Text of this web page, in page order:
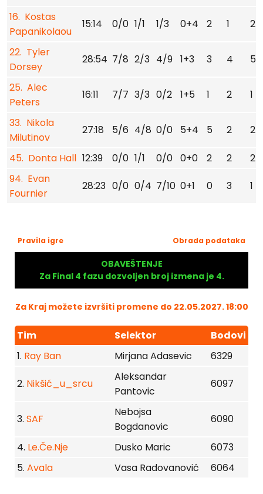
16. Kostas
Papanikolaou
15:14 0/0 1/1 1/3 0+4 2 1 2
22. Tyler
Dorsey
28:54 7/8 2/3 4/9 1+3 3 4 5
25. Alec
Peters
16:11 7/7 3/3 0/2 1+5 1 2 1
33. Nikola
Milutinov
27:18 5/6 4/8 0/0 5+4 5 2 2
45. Donta Hall 12:39 0/0 1/1 0/0 0+0 2 2
2
94. Evan
Fournier
28:23 0/0 0/4 7/10 0+1 0 3 1
Pravila igre Obrada podataka
OBAVEŠTENJE
Za Final 4 fazu dozvoljen broj izmena je 4.
Za Kraj možete izvršiti promene do 22.05.2027. 18:00
Tim Selektor
Bodovi
1. Ray Ban Mirjana Adasevic 6329
2. Nikšić_u_srcu
Aleksandar
Pantovic
6097
3. SAF
Nebojsa
Bogdanovic
6090
4. Le.Če.Nje Dusko Maric
6073
5. Avala Vasa Radovanović 6064